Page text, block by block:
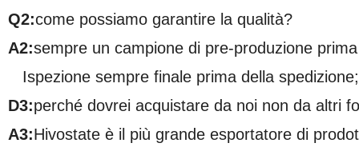
Q2:come possiamo garantire la qualità?
A2:sempre un campione di pre-produzione
Ispezione sempre finale prima della spedizione;
D3:perché dovrei acquistare da noi non da altri
A3:Hivostate è il più grande esportatore di